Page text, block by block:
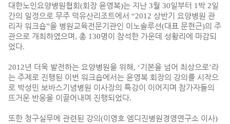
대한노인요양병원협회 (회장 윤영복)는 지난 3월 30일부터 1 박 2일
간의 일정으로 무주 덕유산리조트에서 “2012 상반기 요양병원 관
리자 워크숍”을 병원교육전문기관인 이노솔루션(대표 문현근)의 주
관으로 개최하였으며 , 총 130명이 참석한 가운데 성황리에 마감되
었다.
2012년 더욱 발전하는 요양병원을 위해, ‘기본을 넘어 최상으로’라
는 주제로 진행된 이번 워크숍에서는 윤영복 회장의 강의를 시작으
로 박성민 보바스기념병원 이사장의 특강이 이어지며 참가자들의
뜨거운 반응을 이끌어내며 진행되었다.
또한 청구실무에 관련된 강의(이영호 엠디진병원경영연구소 이사)